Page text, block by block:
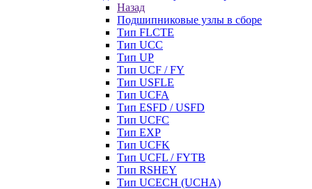
Назад
Подшипниковые узлы в сборе
Тип FLCTE
Тип UCC
Тип UP
Тип UCF / FY
Тип USFLE
Тип UCFA
Тип ESFD / USFD
Тип UCFC
Тип EXP
Тип UCFK
Тип UCFL / FYTB
Тип RSHEY
Тип UCECH (UCHA)